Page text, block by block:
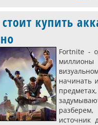
купить
Fortnite -
миллионы
начинать
источник